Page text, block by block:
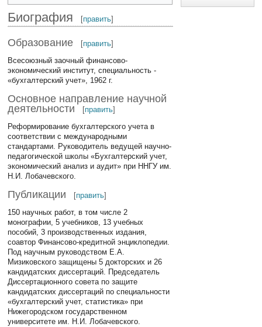
Биография [править]
Образование [править]
Всесоюзный заочный финансово-
экономический институт, специальность -
«бухгалтерский учет», 1962 г.
Основное направление научной
деятельности
[править]
Реформирование бухгалтерского учета в
соответствии с международными
стандартами. Руководитель ведущей научно-
педагогической школы «Бухгалтерский учет,
экономический анализ и аудит» при ННГУ им.
Н.И. Лобачевского.
Публикации [править]
150 научных работ, в том числе 2
монографии, 5 учебников, 13 учебных
пособий, 3 производственных издания,
соавтор Финансово-кредитной энциклопедии.
Под научным руководством Е.А.
Мизиковского защищены 5 докторских и 26
кандидатских диссертаций. Председатель
Диссертационного совета по защите
кандидатских диссертаций по специальности
«бухгалтерский учет, статистика» при
Нижегородском государственном
университете им. Н.И. Лобачевского.